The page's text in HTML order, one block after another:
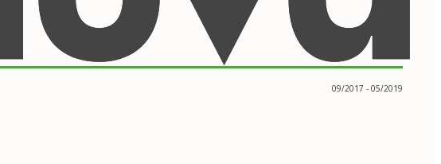
09/2017 - 05/2019